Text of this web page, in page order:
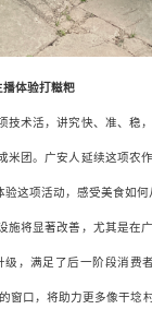
播体验打糍粑
术活，讲究快、准、稳
米团。广安人延续这项农
这项活动，感受美食如何
将显著改善，尤其是在
，满足了后一阶段消费
窗口，将助力更多像干埝